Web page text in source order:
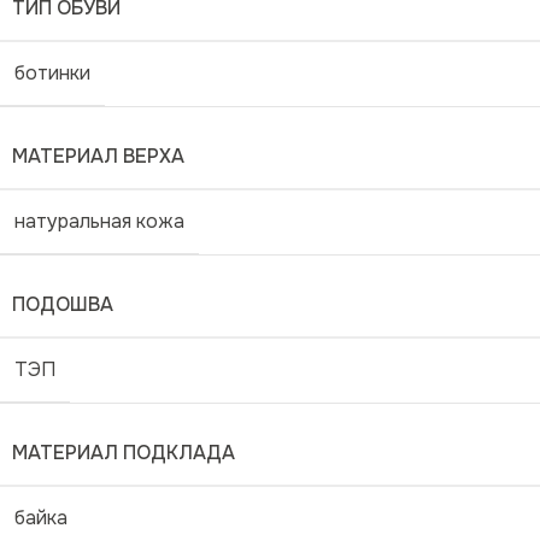
ТИП ОБУВИ
ботинки
МАТЕРИАЛ ВЕРХА
натуральная кожа
ПОДОШВА
ТЭП
МАТЕРИАЛ ПОДКЛАДА
байка